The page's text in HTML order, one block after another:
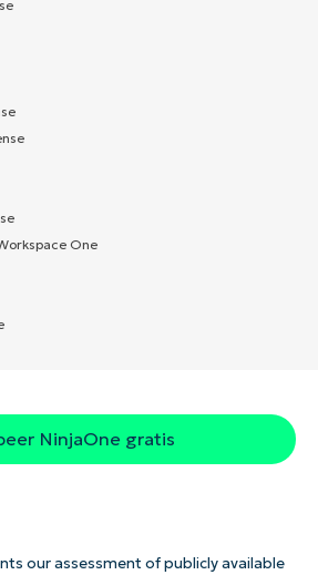
One
NinjaOne gratis
our assessment of publicly available